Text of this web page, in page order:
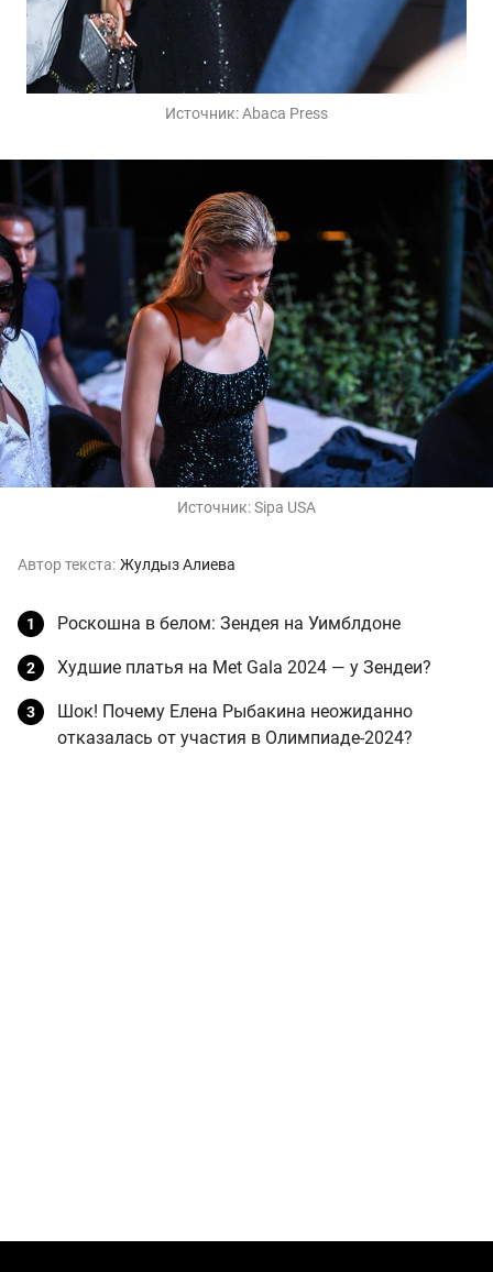
Источник:Abaca Press
Источник:Sipa USA
Автор текста: Жулдыз Алиева
Роскошна в белом: Зендея на Уимблдоне
Худшие платья на Met Gala 2024 — у Зендеи?
Шок! Почему Елена Рыбакина неожиданно
отказалась от участия в Олимпиаде-2024?